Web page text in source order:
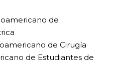
de
de Cirugía
de Estudiantes de